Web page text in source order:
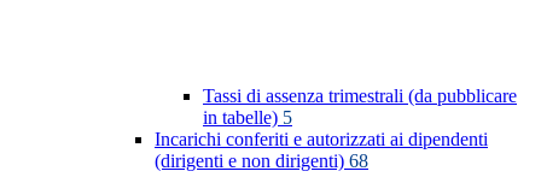
Tassi di assenza trimestrali (da pubblicare
in tabelle) 5
Incarichi conferiti e autorizzati ai dipendenti
(dirigenti e non dirigenti) 68